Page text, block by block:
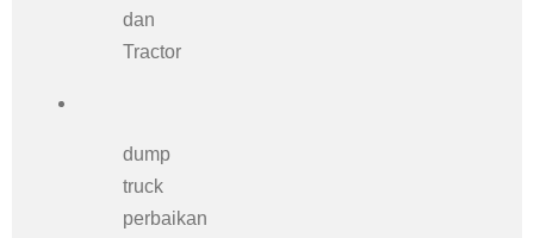
dan
Tractor
dump
truck
perbaikan